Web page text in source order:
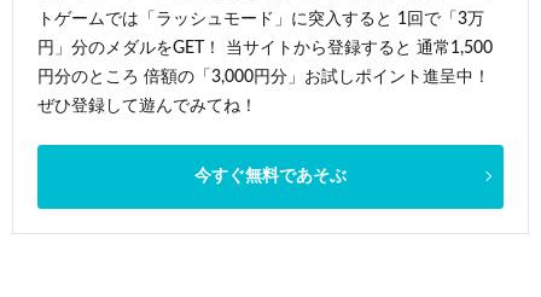
トゲームでは「ラッシュモード」に突入すると 1回で「3万
円」分のメダルをGET！ 当サイトから登録すると 通常1,500
円分のところ 倍額の「3,000円分」お試しポイント進呈中！
ぜひ登録して遊んでみてね！
今すぐ無料であそぶ